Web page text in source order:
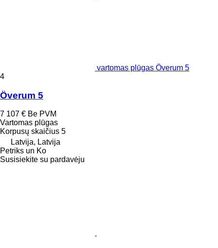
vartomas plūgas Överum 5
4
Överum 5
7 107 € Be PVM
Vartomas plūgas
Korpusų skaičius 5
Latvija, Latvija
Petriks un Ko
Susisiekite su pardavėju